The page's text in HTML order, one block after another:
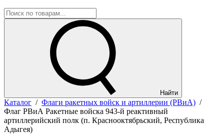
Найти
Каталог / Флаги ракетных войск и артиллерии (РВиА) /
Флаг РВиА Ракетные войска 943-й реактивный
артиллерийский полк (п. Краснооктябрьский, Республика
Адыгея)